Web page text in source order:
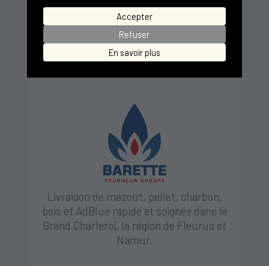
Accepter
Refuser
En savoir plus
consommateurs et de pouvoir les servir au
mieux, Tourneur Groupe est présent aux
quatre coins de la Wallonie par le biais de
différentes filiales.
Livraison de mazout, pellet, charbon,
bois et AdBlue rapide et soignée dans le
Grand Charleroi, la région de Fleurus et
Namur.